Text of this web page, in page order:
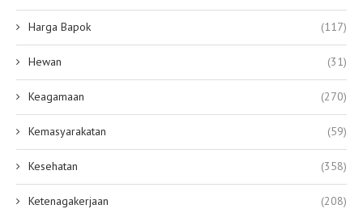
Harga Bapok (117)
Hewan (31)
Keagamaan (270)
Kemasyarakatan (59)
Kesehatan (358)
Ketenagakerjaan (208)